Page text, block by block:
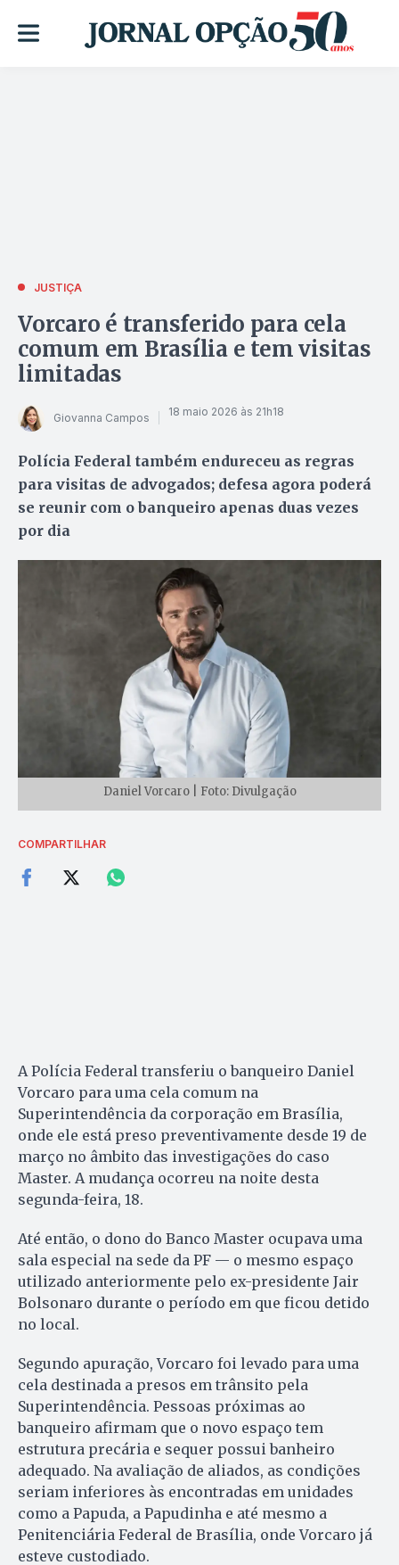
JUSTIÇA
Vorcaro é transferido para cela
comum em Brasília e tem visitas
limitadas
Giovanna Campos 18 maio 2026 às 21h18
Polícia Federal também endureceu as regras
para visitas de advogados; defesa agora poderá
se reunir com o banqueiro apenas duas vezes
por dia
Daniel Vorcaro | Foto: Divulgação
COMPARTILHAR
A Polícia Federal transferiu o banqueiro Daniel
Vorcaro para uma cela comum na
Superintendência da corporação em Brasília,
onde ele está preso preventivamente desde 19 de
março no âmbito das investigações do caso
Master. A mudança ocorreu na noite desta
segunda-feira, 18.
Até então, o dono do Banco Master ocupava uma
sala especial na sede da PF — o mesmo espaço
utilizado anteriormente pelo ex-presidente Jair
Bolsonaro durante o período em que ficou detido
no local.
Segundo apuração, Vorcaro foi levado para uma
cela destinada a presos em trânsito pela
Superintendência. Pessoas próximas ao
banqueiro afirmam que o novo espaço tem
estrutura precária e sequer possui banheiro
adequado. Na avaliação de aliados, as condições
seriam inferiores às encontradas em unidades
como a Papuda, a Papudinha e até mesmo a
Penitenciária Federal de Brasília, onde Vorcaro já
esteve custodiado.